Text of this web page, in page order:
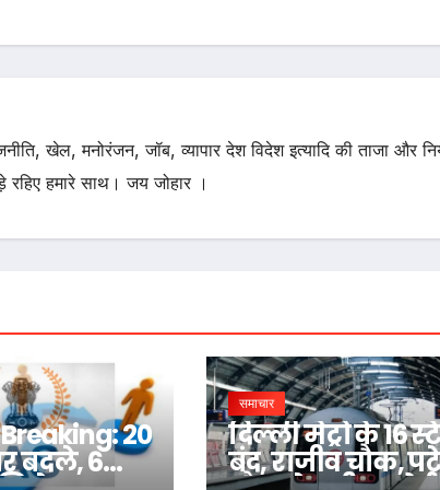
खेल, मनोरंजन, जॉब, व्यापार देश विदेश इत्यादि की ताजा और
हमारे साथ। जय जोहार ।
20
बदले, 6
समाचार
दिल्ली मेट्रो के 16
बंद, राजीव चौक,